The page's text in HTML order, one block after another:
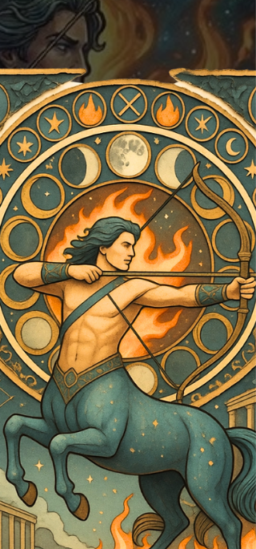
#voyance #astrologie #messagesdesguides #tarot
#oracle #voyancegratuite #horoscope
#energiesdumois #signesduzodiaque
#voyancefrancaise #août2026